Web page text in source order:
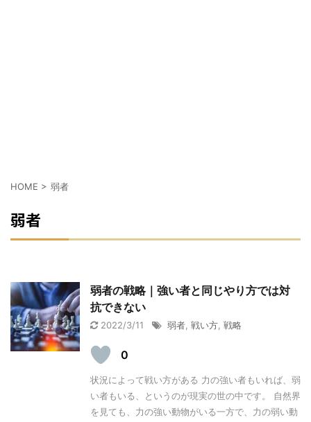
HOME > 弱者
弱者
弱者の戦略｜強い者と同じやり方では対
抗できない
2022/3/11 弱者 戦い方 戦略
0
状況によって戦い方がある 力の強い者もいれば、弱
い者もいる、というのが現実の世の中です。 自然界
を見ても、力の強い動物がいる一方で、力の弱い動